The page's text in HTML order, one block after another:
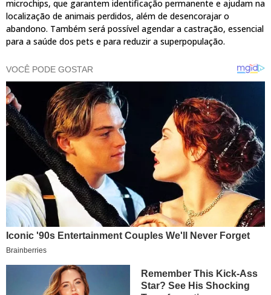
microchips, que garantem identificação permanente e ajudam na
localização de animais perdidos, além de desencorajar o
abandono. Também será possível agendar a castração, essencial
para a saúde dos pets e para reduzir a superpopulação.